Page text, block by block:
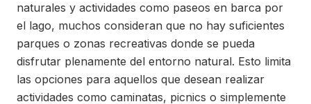
naturales y actividades como paseos en barca por
el lago, muchos consideran que no hay suficientes
parques o zonas recreativas donde se pueda
disfrutar plenamente del entorno natural. Esto limita
las opciones para aquellos que desean realizar
actividades como caminatas, picnics o simplemente